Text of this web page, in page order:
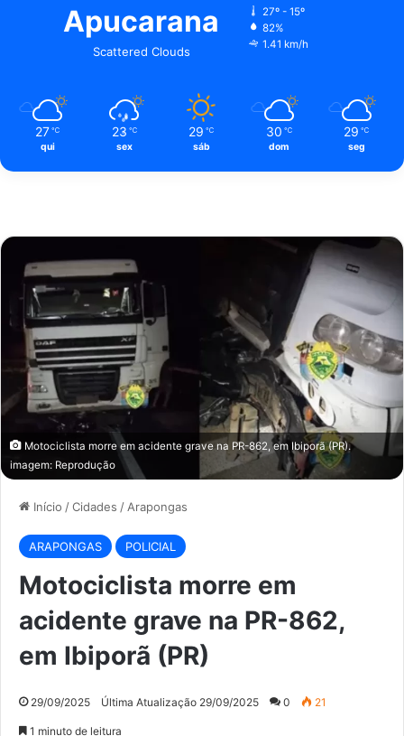
Motociclista morre em acidente grave na PR-862, em Ibiporã (PR).
imagem: Reprodução
Início /Cidades / Arapongas
ARAPONGAS POLICIAL
Motociclista morre em
acidente grave na PR-862,
em Ibiporã (PR)
29/09/2025 Última Atualização 29/09/2025 0 21
1 minuto de leitura
Apucarana
Scattered Clouds
27º - 15º
82%
1.41 km/h
27 ℃
qui
23 ℃
sex
29 ℃
sáb
30 ℃
dom
29 ℃
seg